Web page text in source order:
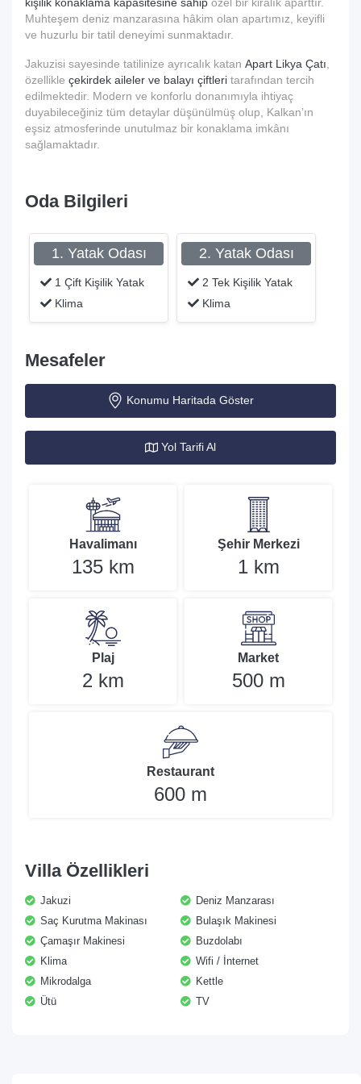
Muhteşem deniz manzarasına hâkim olan apartımız, keyifli
ve huzurlu bir tatil deneyimi sunmaktadır.
Jakuzisi sayesinde tatilinize ayrıcalık katan Apart Likya Çatı
özellikle çekirdek aileler ve balayı çiftleri tarafından tercih
edilmektedir. Modern ve konforlu donanımıyla ihtiyaç
duyabileceğiniz tüm detaylar düşünülmüş olup, Kalkan’ın
eşsiz atmosferinde unutulmaz bir konaklama imkânı
sağlamaktadır.
Oda Bilgileri
1. Yatak Odası
1 Çift Kişilik Yatak
Klima
2. Yatak Odası
2 Tek Kişilik Yatak
Klima
Mesafeler
Konumu Haritada Göster
Yol Tarifi Al
Havalimanı
135 km
Şehir Merkezi
1 km
Plaj
2 km
Market
500 m
Restaurant
600 m
Villa Özellikleri
Jakuzi
Deniz Manzarası
Saç Kurutma Makinası
Bulaşık Makinesi
Çamaşır Makinesi
Buzdolabı
Klima
Wifi / İnternet
Mikrodalga
Kettle
Ütü
TV